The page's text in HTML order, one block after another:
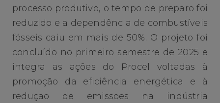
processo produtivo, o tempo de preparo foi
reduzido e a dependência de combustíveis
fósseis caiu em mais de 50%. O projeto foi
concluído no primeiro semestre de 2025 e
integra as ações do Procel voltadas à
promoção da eficiência energética e à
redução de emissões na indústria